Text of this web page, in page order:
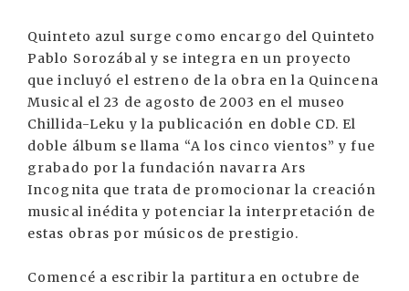
Quinteto azul surge como encargo del Quinteto
Pablo Sorozábal y se integra en un proyecto
que incluyó el estreno de la obra en la Quincena
Musical el 23 de agosto de 2003 en el museo
Chillida-Leku y la publicación en doble CD. El
doble álbum se llama “A los cinco vientos” y fue
grabado por la fundación navarra Ars
Incognita que trata de promocionar la creación
musical inédita y potenciar la interpretación de
estas obras por músicos de prestigio.
Comencé a escribir la partitura en octubre de